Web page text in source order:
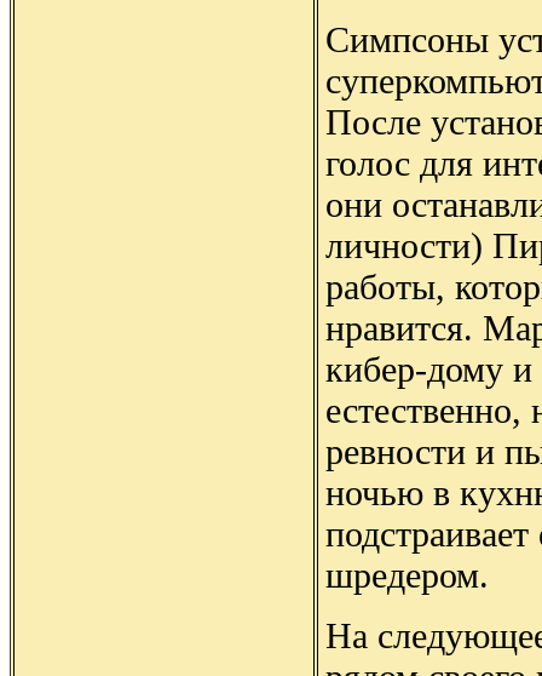
Симпсоны
После
голос для
они
личности)
работы,
нравится.
кибер-дому и
естественно,
ревности и
ночью в
шредером.
На